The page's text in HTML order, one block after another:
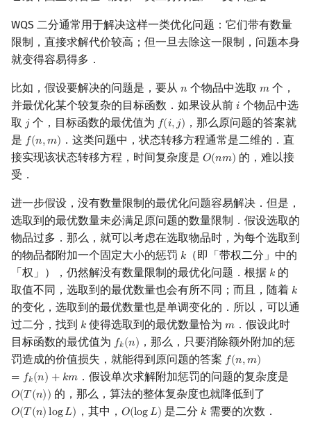
擎
格式手册
数学符号表
镜像站列表
致谢
学习资源
技巧
Eclipse
Notepad++
Dev-C++
CLion
Xcode
GUIDE
Sublime Text
CP Editor
Code::Blocks
Lemon
命令行编译与调试
编译器
Special Judge
Testlib
Interactor
Checker
Polygon
OJ 工具
LaTeX 入门
Git
流程控制语句
高级数据类型
文件操作
string
pair
引用
常量
Lambda 表达式
pb_ds
C++ 与其他常用语言的区别
Pascal 转 C++ 急救
Java 速成
Java 进阶
递归 & 分治
贪心
计数排序
基数排序
归并排序
堆排序
希尔排序
锦标赛排序
Tim 排序
排序相关 STL
排序应用
前缀和 & 差分
二分
倍增
构造
启发式搜索
A*
IDA*
回溯法
Dancing Links
Alpha–Beta 剪枝
优化
对偶方法
Lagrange 对偶
次梯度
凸性证明
归约为含参凸优化
利用状态转移方程
四边形不等式
交换论证
例题
模板题目
区间分拆问题
二维的限制条件
字符串哈希
字典树 (Trie)
Boyer–Moore 算法
Z 函数（扩展 KMP）
AC 自动机
后缀数组 (SA)
后缀自动机 (SAM)
后缀平衡树
广义后缀自动机
后缀树
Manacher
回文树
二进制集合操作
高精度计算
置换和排列
弧度制与坐标系
复数
数论
欧拉函数
筛法
裴蜀定理 & 一次不定方程
费马小定理 & 欧拉定理
线性同余方程
中国剩余定理
升幂引理
阶乘取模
卢卡斯定理
同余方程
二次剩余
多项式与生成函数
快速沃尔什变换
Chirp Z 变换
多项式多点求值|快速插值
多项式初等函数
多项式平移|连续点值平移
符号化方法
Lagrange 反演
形式幂级数复合|复合逆
普通生成函数
指数生成函数
组合数学
错位排列
卡特兰数
贝尔数
伯努利数
Eulerian Number
分拆数
范德蒙德卷积
Pólya 计数
图论计数
线性代数
初等变换
行列式
线性基
线性映射
对角化
Jordan标准型
线性规划
抽象代数
Schreier–Sims 算法
概率论
概率不等式
哈希表
并查集
块状数据结构
Sqrt Tree
单调栈
单调队列
ST 表
树状数组
线段树
区间最值操作 & 区间历史
值
划分树
二叉搜索树 & 平衡树
替罪羊树
笛卡尔树
AVL 树
红黑树
AA 树
跳表
可持久化数据结构
可持久化字典树
可持久化可并堆
分块套树状数组
BFS（图论）
树上问题
最近公共祖先
树链剖分
虚树
树分治
AHU 算法
树哈希
树上随机游走
拓扑排序
最短路问题
生成树问题
斯坦纳树
拆点
连通性相关
点/边连通度
环计数问题
最小环
2-SAT
欧拉图
上下界网络流
Stoer–Wagner 算法
一般图最大权匹配
稳定匹配
Pick 定理
三角剖分
扫描线
旋转卡壳
半平面交
平面最近点对
随机增量法
反演变换
计算几何杂项
分数规划
随机化
有限状态自动机
计算理论基础
字节顺序
约瑟夫问题
表达式求值
在一台机器上规划任务
主元素问题
Garsia–Wachs 算法
15-puzzle
Kahan 求和
WQS 二分通常用于解决这样一类优化问题：它们带有数量
限制，直接求解代价较高；但一旦去除这一限制，问题本身
就变得容易得多．
比如，假设要解决的问题是，要从 𝑛
n 个物品中选取 𝑚
m个，
并最优化某个较复杂的目标函数．如果设从前 𝑖
i 个物品中选
取 𝑗
j个，目标函数的最优值为 𝑓(𝑖,𝑗)
f(i,j)
，那么原问题的答案就
是 𝑓(𝑛,𝑚)
f(n,m)
．这类问题中，状态转移方程通常是二维的．直
接实现该状态转移方程，时间复杂度是 𝑂(𝑛𝑚)
O(nm) 的，难以接
受．
进一步假设，没有数量限制的最优化问题容易解决．但是，
选取到的最优数量未必满足原问题的数量限制．假设选取的
物品过多．那么，就可以考虑在选取物品时，为每个选取到
的物品都附加一个固定大小的惩罚 𝑘
k （即「带权二分」中的
「权」），仍然解没有数量限制的最优化问题．根据 𝑘
k 的
取值不同，选取到的最优数量也会有所不同；而且，随着 𝑘
k
的变化，选取到的最优数量也是单调变化的．所以，可以通
过二分，找到 𝑘
k 使得选取到的最优数量恰为𝑚
m ．假设此时
目标函数的最优值为 𝑓𝑘(𝑛)
fk(n)
，那么，只要消除额外附加的惩
罚造成的价值损失，就能得到原问题的答案 𝑓(𝑛,𝑚)
= 𝑓𝑘(𝑛) + 𝑘𝑚
f(n,m)=f
．假设单次求解附加惩罚的问题的复杂度是
𝑂(𝑇 (𝑛))
O(T(n)) 的，那么，算法的整体复杂度也就降低到了
𝑂(𝑇 (𝑛)log𝐿)
O(T(n)logL) ，其中， 𝑂(log𝐿)
O(logL) 是二分 𝑘
k 需要的次数．